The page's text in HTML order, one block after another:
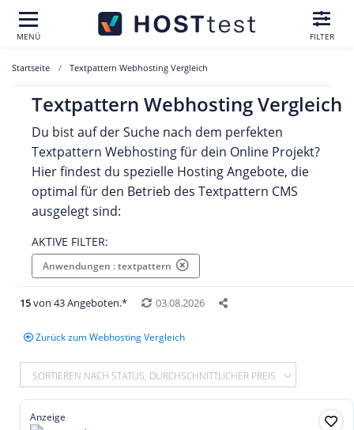
MENÜ FILTER
Startseite Textpattern Webhosting Vergleich
Textpattern Webhosting Vergleich
Du bist auf der Suche nach dem perfekten
Textpattern Webhosting für dein Online Projekt?
Hier findest du spezielle Hosting Angebote, die
optimal für den Betrieb des Textpattern CMS
ausgelegt sind:
AKTIVE FILTER:
Anwendungen : textpattern
15von 43 Angeboten.* 03.08.2026
Zurück zum Webhosting Vergleich
SORTIEREN NACH STATUS, DURCHSCHNITTLICHER PREIS
Anzeige